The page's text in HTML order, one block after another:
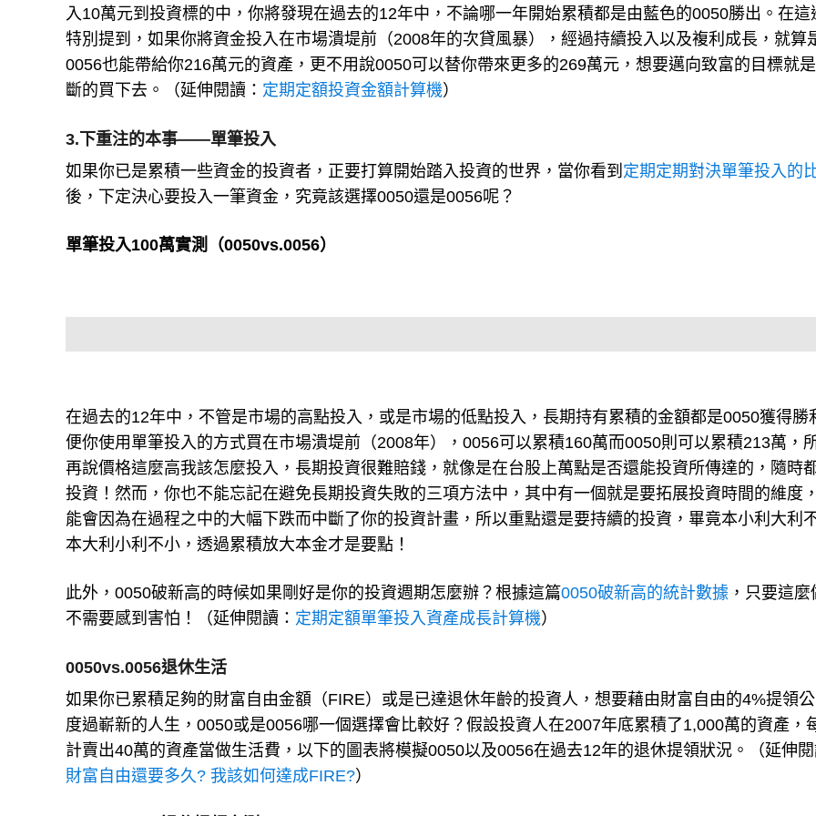
入10萬元到投資標的中，你將發現在過去的12年中，不論哪一年開始累積都是由藍色的0050勝出。在這
特別提到，如果你將資金投入在市場潰堤前（2008年的次貸風暴），經過持續投入以及複利成長，就算
0056也能帶給你216萬元的資產，更不用說0050可以替你帶來更多的269萬元，想要邁向致富的目標就
斷的買下去。（延伸閱讀： 定期定額投資金額計算機）
3.下重注的本事——單筆投入
如果你已是累積一些資金的投資者，正要打算開始踏入投資的世界，當你看到 定期定期對決單筆投入的
後，下定決心要投入一筆資金，究竟該選擇0050還是0056呢？
單筆投入100萬實測（0050vs.0056）
在過去的12年中，不管是市場的高點投入，或是市場的低點投入，長期持有累積的金額都是0050獲得勝
便你使用單筆投入的方式買在市場潰堤前（2008年），0056可以累積160萬而0050則可以累積213萬，
再說價格這麼高我該怎麼投入，長期投資很難賠錢，就像是在台股上萬點是否還能投資所傳達的，隨時
投資！然而，你也不能忘記在避免長期投資失敗的三項方法中，其中有一個就是要拓展投資時間的維度
能會因為在過程之中的大幅下跌而中斷了你的投資計畫，所以重點還是要持續的投資，畢竟本小利大利
本大利小利不小，透過累積放大本金才是要點！
此外，0050破新高的時候如果剛好是你的投資週期怎麼辦？根據這篇0050破新高的統計數據 ，只要這麼
不需要感到害怕！（延伸閱讀： 定期定額單筆投入資產成長計算機）
0050vs.0056退休生活
如果你已累積足夠的財富自由金額（FIRE）或是已達退休年齡的投資人，想要藉由財富自由的4%提領
度過嶄新的人生，0050或是0056哪一個選擇會比較好？假設投資人在2007年底累積了1,000萬的資產，
計賣出40萬的資產當做生活費，以下的圖表將模擬0050以及0056在過去12年的退休提領狀況。（延伸閱
財富自由還要多久? 我該如何達成FIRE?）